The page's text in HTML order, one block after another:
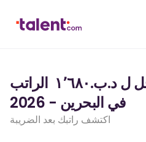
حاسبة ضريبة الدخل ل د.ب.‏١٬٦٨٠ ‏ الراتب
في البحرين - 2026
اكتشف راتبك بعد الضريبة